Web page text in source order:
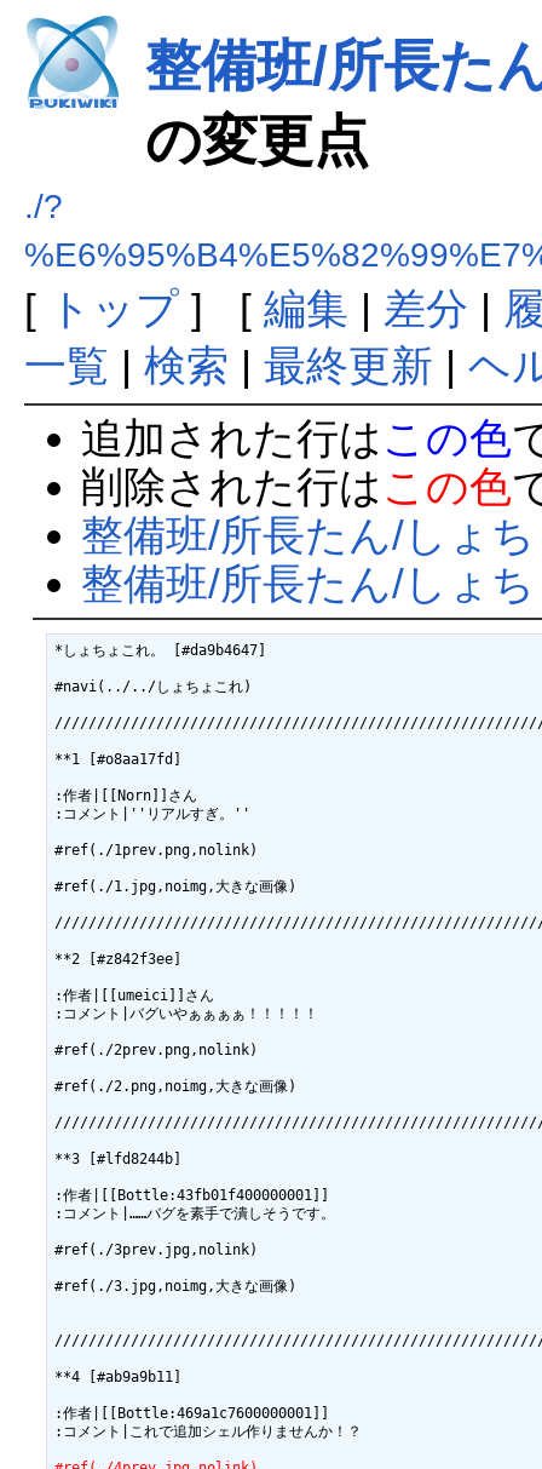
整備班/所長た
の変更点
./?
[ トップ] [ 編集 | 差分 |
一覧 | 検索 | 最終更新 | ヘ
追加された行は この色
削除された行は この色
整備班/所長たん/しょ
整備班/所長たん/しょ
*しょちょこれ。 [#da9b4647]
#navi(../../しょちょこれ)
**1 [#o8aa17fd]
:作者|[[Norn]]さん
:コメント|''リアルすぎ。''
#ref(./1prev.png,nolink)
#ref(./1.jpg,noimg,大きな画像)
**2 [#z842f3ee]
:作者|[[umeici]]さん
:コメント|バグいやぁぁぁぁ！！！！！
#ref(./2prev.png,nolink)
#ref(./2.png,noimg,大きな画像)
**3 [#lfd8244b]
:作者|[[Bottle:43fb01f400000001]]
:コメント|……バグを素手で潰しそうです。
#ref(./3prev.jpg,nolink)
#ref(./3.jpg,noimg,大きな画像)
**4 [#ab9a9b11]
:作者|[[Bottle:469a1c7600000001]]
:コメント|これで追加シェル作りませんか！？